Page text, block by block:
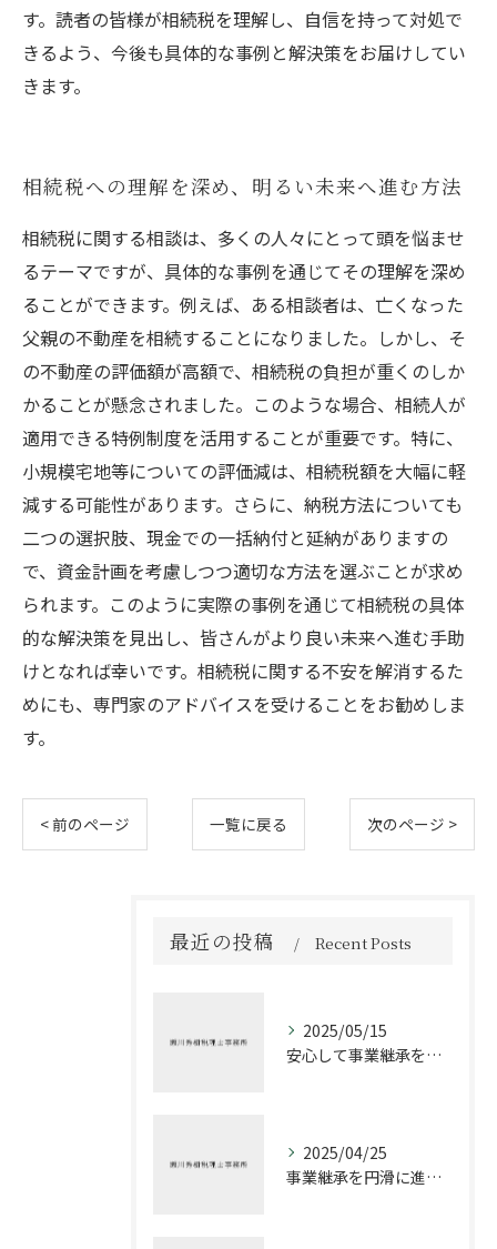
す。読者の皆様が相続税を理解し、自信を持って対処で
きるよう、今後も具体的な事例と解決策をお届けしてい
きます。
相続税への理解を深め、明るい未来へ進む方法
相続税に関する相談は、多くの人々にとって頭を悩ませ
るテーマですが、具体的な事例を通じてその理解を深め
ることができます。例えば、ある相談者は、亡くなった
父親の不動産を相続することになりました。しかし、そ
の不動産の評価額が高額で、相続税の負担が重くのしか
かることが懸念されました。このような場合、相続人が
適用できる特例制度を活用することが重要です。特に、
小規模宅地等についての評価減は、相続税額を大幅に軽
減する可能性があります。さらに、納税方法についても
二つの選択肢、現金での一括納付と延納がありますの
で、資金計画を考慮しつつ適切な方法を選ぶことが求め
られます。このように実際の事例を通じて相続税の具体
的な解決策を見出し、皆さんがより良い未来へ進む手助
けとなれば幸いです。相続税に関する不安を解消するた
めにも、専門家のアドバイスを受けることをお勧めしま
す。
< 前のページ 一覧に戻る 次のページ >
最近の投稿 Recent Posts
2025/05/15
安心して事業継承を進める方法
2025/04/25
事業継承を円滑に進めるための税理士の役割